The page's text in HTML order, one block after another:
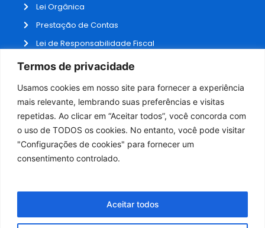
Termos de privacidade
Usamos cookies em nosso site para fornecer a experiência
mais relevante, lembrando suas preferências e visitas
repetidas. Ao clicar em “Aceitar todos”, você concorda com
o uso de TODOS os cookies. No entanto, você pode visitar
"Configurações de cookies" para fornecer um
consentimento controlado.
Aceitar todos
Lei Orgânica
Prestação de Contas
Lei de Responsabilidade Fiscal
Receitas e Despesas
Fale Conosco
ADMINISTRAÇÃO
Webmail